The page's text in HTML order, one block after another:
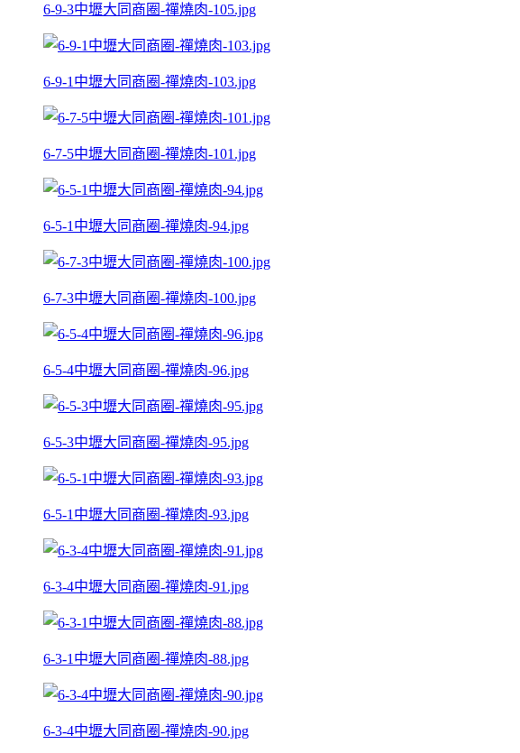
6-9-3中壢大同商圈-禪燒肉-105.jpg
6-9-1中壢大同商圈-禪燒肉-103.jpg
6-7-5中壢大同商圈-禪燒肉-101.jpg
6-5-1中壢大同商圈-禪燒肉-94.jpg
6-7-3中壢大同商圈-禪燒肉-100.jpg
6-5-4中壢大同商圈-禪燒肉-96.jpg
6-5-3中壢大同商圈-禪燒肉-95.jpg
6-5-1中壢大同商圈-禪燒肉-93.jpg
6-3-4中壢大同商圈-禪燒肉-91.jpg
6-3-1中壢大同商圈-禪燒肉-88.jpg
6-3-4中壢大同商圈-禪燒肉-90.jpg